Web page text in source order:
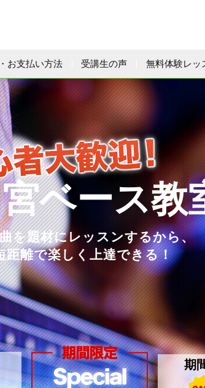
お支払い方法 受講生の声 無料体験レッ
ベース教
を題材にレッスンするから、
距離で楽しく上達できる！
期